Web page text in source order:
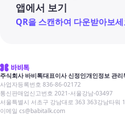
앱에서 보기
QR을 스캔하여 다운받아보세
주식회사 바비톡대표이사 신정인개인정보 관리
사업자등록번호 836-86-02172
통신판매업신고번호 2021-서울강남-03497
서울특별시 서초구 강남대로 363 363강남타워
이메일 cs@babitalk.com